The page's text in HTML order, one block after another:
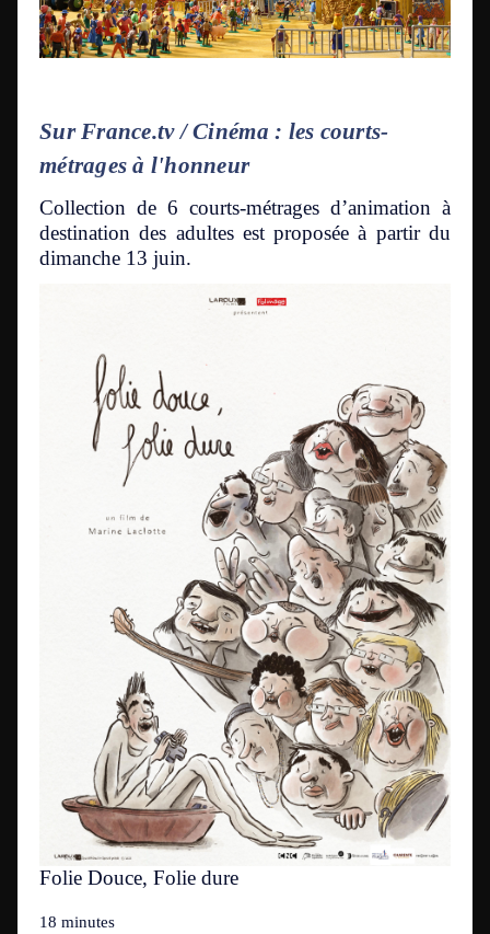
Sur France.tv / Cinéma : les courts-
métrages à l'honneur
Collection de 6 courts-métrages d’animation à
destination des adultes est proposée à partir du
dimanche 13 juin.
Folie Douce, Folie dure
18 minutes